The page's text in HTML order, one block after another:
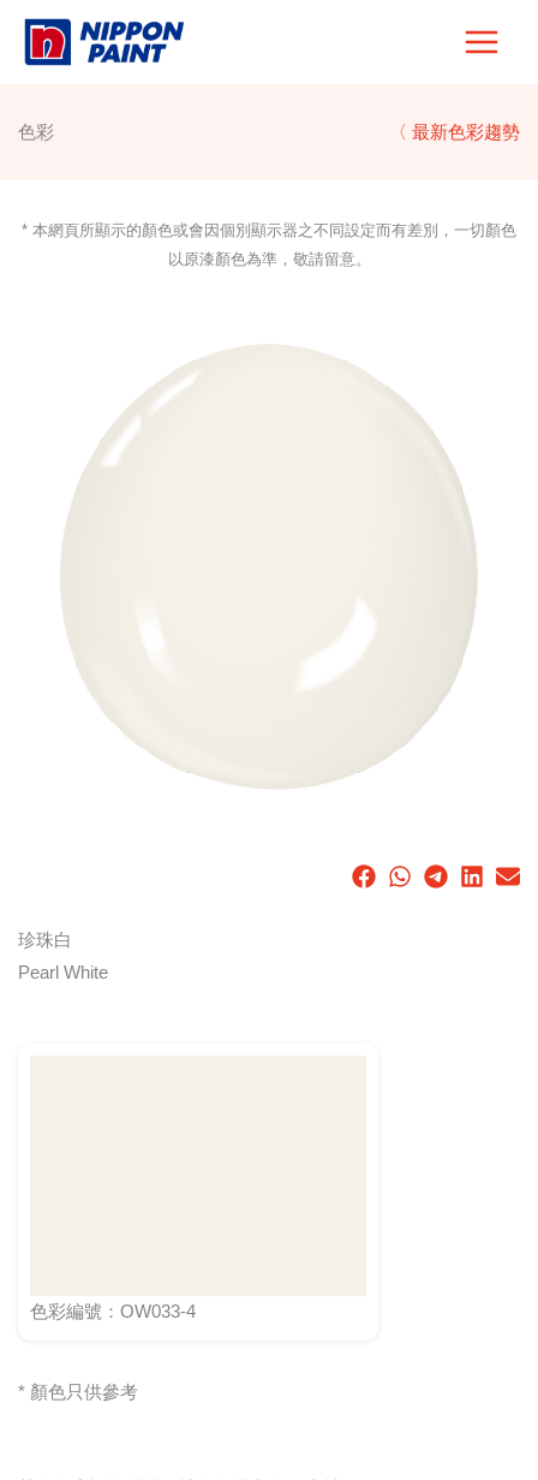
Skip
色彩 〈 最新色彩趨勢
* 本網頁所顯示的顏色或會因個別顯示器之不同設定而有差別，一切顏色
以原漆顏色為準，敬請留意。
珍珠白
Pearl White
色彩編號：OW033-4
* 顏色只供參考